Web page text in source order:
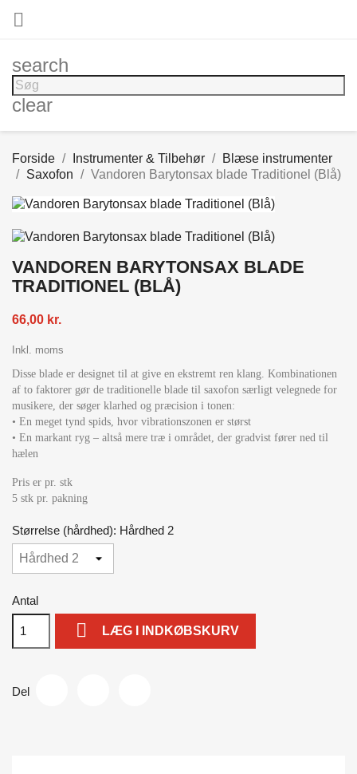

search
clear
Forside Instrumenter & Tilbehør
Blæse instrumenter
Saxofon
Vandoren Barytonsax blade Traditionel (Blå)
VANDOREN BARYTONSAX BLADE
TRADITIONEL (BLÅ)
66,00 kr.
Inkl. moms
Disse blade er designet til at give en ekstremt ren klang. Kombinationen
af to faktorer gør de traditionelle blade til saxofon særligt velegnede for
musikere, der søger klarhed og præcision i tonen:
• En meget tynd spids, hvor vibrationszonen er størst
• En markant ryg – altså mere træ i området, der gradvist fører ned til
hælen
Pris er pr. stk
5 stk pr. pakning
Størrelse (hårdhed): Hårdhed 2
Antal
 LÆG I INDKØBSKURV
Del